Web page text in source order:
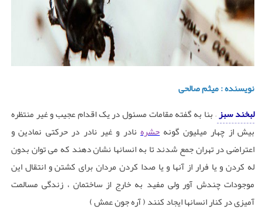
نویسنده : میثم صالحی
لبخند سبز– بنا به گفته مقامات مسئول در یک اقدام عجیب و غیر منتظره
بیش از چهار میلیون گونهحشرهنادر و غیر نادر در حرکتی نمادین و
اعتراضی در تهران جمع شدند تا به انسانها نشان دهند که می توان بدون
له کردن و یا فرار از آنها و یا صدا کردن مردان برای کشتن و انتقال این
موجودات چندش آور ولی مفید به خارج از ساختمان ، زندگی مسالمت
آمیزی در کنار انسانها ایجاد کنند ( آره جون عمش )